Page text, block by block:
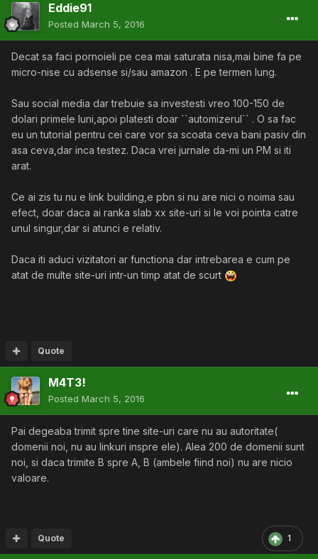
Eddie91
Posted March 5, 2016
Decat sa faci pornoieli pe cea mai saturata nisa,mai bine fa pe
micro-nise cu adsense si/sau amazon . E pe termen lung.
Sau social media dar trebuie sa investesti vreo 100-150 de
dolari primele luni,apoi platesti doar ``automizerul`` . O sa fac
eu un tutorial pentru cei care vor sa scoata ceva bani pasiv din
asa ceva,dar inca testez. Daca vrei jurnale da-mi un PM si iti
arat.
Ce ai zis tu nu e link building,e pbn si nu are nici o noima sau
efect, doar daca ai ranka slab xx site-uri si le voi pointa catre
unul singur,dar si atunci e relativ.
Daca iti aduci vizitatori ar functiona dar intrebarea e cum pe
atat de multe site-uri intr-un timp atat de scurt
Quote
M4T3!
Posted March 5, 2016
Pai degeaba trimit spre tine site-uri care nu au autoritate(
domenii noi, nu au linkuri inspre ele). Alea 200 de domenii sunt
noi, si daca trimite B spre A, B (ambele fiind noi) nu are nicio
valoare.
1
Quote